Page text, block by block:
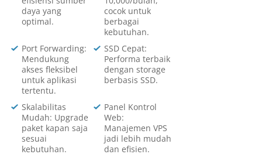
daya yang
optimal.
cocok untuk
berbagai
kebutuhan.
Port Forwarding:
Mendukung
akses fleksibel
untuk aplikasi
tertentu.
SSD Cepat:
Performa terbaik
dengan storage
berbasis SSD.
Skalabilitas
Mudah: Upgrade
paket kapan saja
sesuai
kebutuhan.
Panel Kontrol
Web:
Manajemen VPS
jadi lebih mudah
dan efisien.